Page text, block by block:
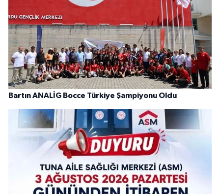
Bartın ANALİG Bocce Türkiye Şampiyonu Oldu